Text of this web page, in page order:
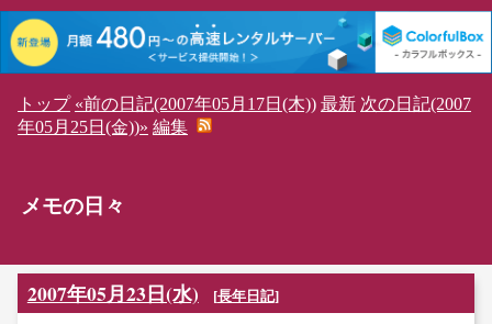
トップ «前の日記(2007年05月17日(木)) 最新 次の日記(2007
年05月25日(金))» 編集
メモの日々
2007年05月23日(水) [長年日記]